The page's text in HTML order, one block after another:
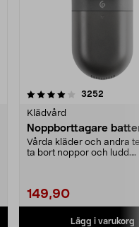
3252
Klädvård
Noppborttagare
Vårda kläder och andra
ta bort noppor och ludd.
149,90
Lägg i varukorg
4.5av 5 stjärnor